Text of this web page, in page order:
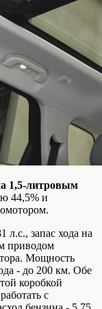
1,5-литровым
44,5% и
л.с., запас хода на
приводом
Мощность
- до 200 км. Обе
коробкой
с